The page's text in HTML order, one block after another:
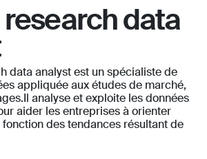
data
data analyst est un spécialiste de
appliquée aux études de marché,
analyse et exploite les données
aider les entreprises à orienter
des tendances résultant de